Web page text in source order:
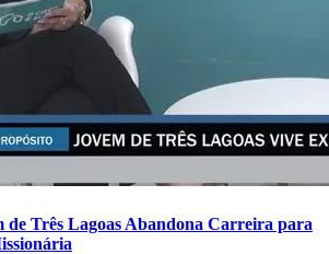
de Três Lagoas Abandona Carreira para